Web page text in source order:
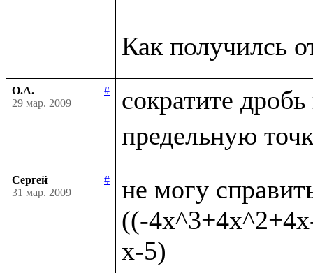
О.А.
#
29 мар. 2009
сократите дробь
Сергей
#
31 мар. 2009
не могу
((-